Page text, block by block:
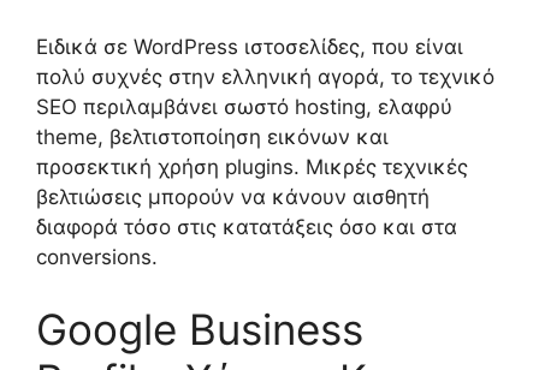
Ειδικά σε WordPress ιστοσελίδες, που είναι
πολύ συχνές στην ελληνική αγορά, το τεχνικό
SEO περιλαμβάνει σωστό hosting, ελαφρύ
theme, βελτιστοποίηση εικόνων και
προσεκτική χρήση plugins. Μικρές τεχνικές
βελτιώσεις μπορούν να κάνουν αισθητή
διαφορά τόσο στις κατατάξεις όσο και στα
conversions.
Google Business